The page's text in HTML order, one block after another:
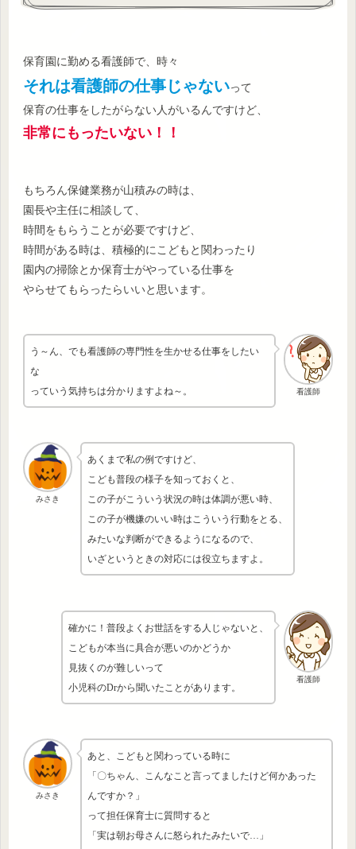
保育園に勤める看護師で、時々
それは看護師の仕事じゃないって
保育の仕事をしたがらない人がいるんですけど、
非常に もったいない！！
もちろん保健業務が山積みの時は、
園長や主任に相談して、
時間をもらうことが必要ですけど、
時間がある時は、積極的にこどもと関わったり
園内の掃除とか保育士がやっている仕事を
やらせてもらったらいいと思います。
看護師
う～ん、でも看護師の専門性を生かせる仕事をしたい
な
っていう気持ちは分かりますよね～。
みさき
あくまで私の例ですけど、
こども普段の様子を知っておくと、
この子がこういう状況の時は体調が悪い時、
この子が機嫌のいい時はこういう行動をとる、
みたいな判断ができるようになるので、
いざというときの対応には役立ちますよ。
看護師
確かに！普段よくお世話をする人じゃないと、
こどもが本当に具合が悪いのかどうか
見抜くのが難しいって
小児科のDrから聞いたことがあります。
みさき
あと、こどもと関わっている時に
「〇ちゃん、こんなこと言ってましたけど何かあった
んですか？」
って担任保育士に質問すると
「実は朝お母さんに怒られたみたいで…」